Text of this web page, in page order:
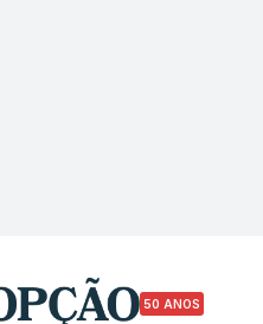
50 ANOS